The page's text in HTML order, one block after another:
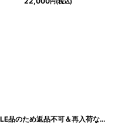
[SALE品のため返品不可＆再入荷なしの現品限り][韓国製][rinfarre]ゴールド・ シルバー・ オフショルダー・ スリット・ シンプル・ ラメ・ タイト・ ロングドレス・ ワンピース[奈月セナ着用]《送料＆代引き手数料無料》